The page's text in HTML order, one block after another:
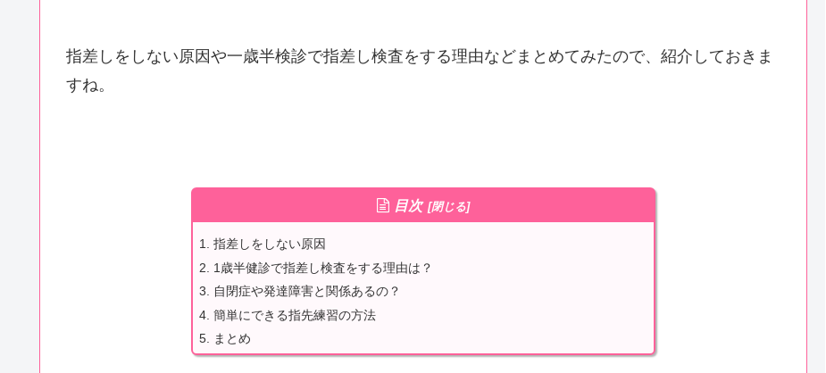
指差しをしない原因や一歳半検診で指差し検査をする理由などまとめてみたので、紹介しておきま
すね。
目次
指差しをしない原因
1歳半健診で指差し検査をする理由は？
自閉症や発達障害と関係あるの？
簡単にできる指先練習の方法
まとめ